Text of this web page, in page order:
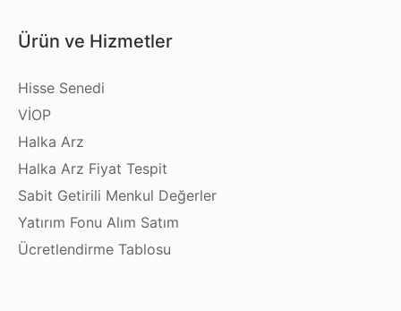
Ürün ve Hizmetler
Hisse Senedi
VİOP
Halka Arz
Halka Arz Fiyat Tespit
Sabit Getirili Menkul Değerler
Yatırım Fonu Alım Satım
Ücretlendirme Tablosu